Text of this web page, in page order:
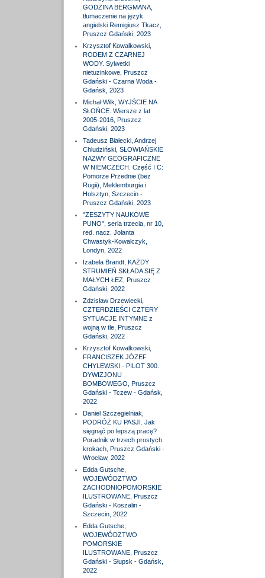
GODZINA BERGMANA,
tłumaczenie na język
angielski Remigiusz Tkacz,
Pruszcz Gdański, 2023
Krzysztof Kowalkowski,
RODEM Z CZARNEJ
WODY. Sylwetki
nietuzinkowe, Pruszcz
Gdański - Czarna Woda -
Gdańsk, 2023
Michał Wilk, WYJŚCIE NA
SŁOŃCE. Wiersze z lat
2005-2016, Pruszcz
Gdański, 2023
Tadeusz Białecki, Andrzej
Chludziński, SŁOWIAŃSKIE
NAZWY GEOGRAFICZNE
W NIEMCZECH. Część I C:
Pomorze Przednie (bez
Rugii), Meklemburgia i
Holsztyn, Szczecin -
Pruszcz Gdański, 2023
"ZESZYTY NAUKOWE
PUNO", seria trzecia, nr 10,
red. nacz. Jolanta
Chwastyk-Kowalczyk,
Londyn, 2022
Izabela Brandt, KAŻDY
STRUMIEŃ SKŁADA SIĘ Z
MAŁYCH ŁEZ, Pruszcz
Gdański, 2022
Zdzisław Drzewiecki,
CZTERDZIEŚCI CZTERY
SYTUACJE INTYMNE z
wojną w tle, Pruszcz
Gdański, 2022
Krzysztof Kowalkowski,
FRANCISZEK JÓZEF
CHYLEWSKI - PILOT 300.
DYWIZJONU
BOMBOWEGO, Pruszcz
Gdański - Tczew - Gdańsk,
2022
Daniel Szczegielniak,
PODRÓŻ KU PASJI. Jak
sięgnąć po lepszą pracę?
Poradnik w trzech prostych
krokach, Pruszcz Gdański -
Wrocław, 2022
Edda Gutsche,
WOJEWÓDZTWO
ZACHODNIOPOMORSKIE
ILUSTROWANE, Pruszcz
Gdański - Koszalin -
Szczecin, 2022
Edda Gutsche,
WOJEWÓDZTWO
POMORSKIE
ILUSTROWANE, Pruszcz
Gdański - Słupsk - Gdańsk,
2022